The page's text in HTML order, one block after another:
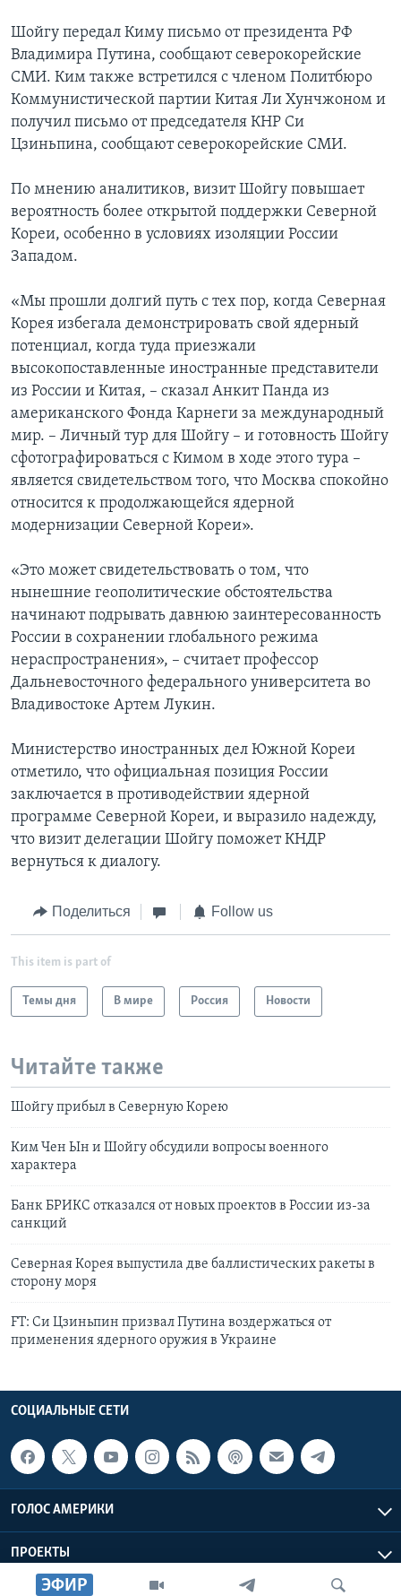
ЭФИР
Шойгу передал Киму письмо от президента РФ
Владимира Путина, сообщают северокорейские
СМИ. Ким также встретился с членом Политбюро
Коммунистической партии Китая Ли Хунчжоном и
получил письмо от председателя КНР Си
Цзиньпина, сообщают северокорейские СМИ.
По мнению аналитиков, визит Шойгу повышает
вероятность более открытой поддержки Северной
Кореи, особенно в условиях изоляции России
Западом.
«Мы прошли долгий путь с тех пор, когда Северная
Корея избегала демонстрировать свой ядерный
потенциал, когда туда приезжали
высокопоставленные иностранные представители
из России и Китая, – сказал Анкит Панда из
американского Фонда Карнеги за международный
мир. – Личный тур для Шойгу – и готовность Шойгу
сфотографироваться с Кимом в ходе этого тура –
является свидетельством того, что Москва спокойно
относится к продолжающейся ядерной
модернизации Северной Кореи».
«Это может свидетельствовать о том, что
нынешние геополитические обстоятельства
начинают подрывать давнюю заинтересованность
России в сохранении глобального режима
нераспространения», – считает профессор
Дальневосточного федерального университета во
Владивостоке Артем Лукин.
Министерство иностранных дел Южной Кореи
отметило, что официальная позиция России
заключается в противодействии ядерной
программе Северной Кореи, и выразило надежду,
что визит делегации Шойгу поможет КНДР
вернуться к диалогу.
Поделиться Follow us
This item is part of
Темы дня В мире Россия Новости
Читайте также
Шойгу прибыл в Северную Корею
Ким Чен Ын и Шойгу обсудили вопросы военного
характера
Банк БРИКС отказался от новых проектов в России из-за
санкций
Северная Корея выпустила две баллистических ракеты в
сторону моря
FT: Си Цзиньпин призвал Путина воздержаться от
применения ядерного оружия в Украине
СОЦИАЛЬНЫЕ СЕТИ
ГОЛОС АМЕРИКИ
ПРОЕКТЫ